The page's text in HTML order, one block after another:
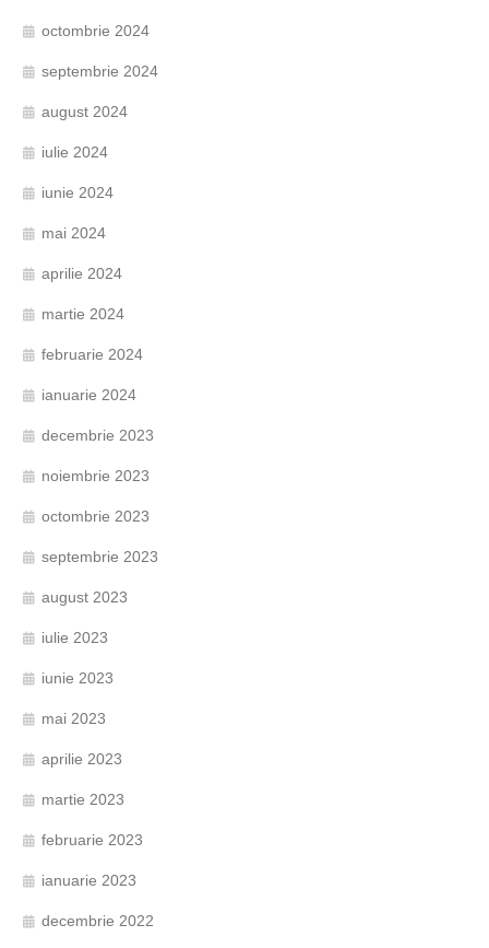
octombrie 2024
septembrie 2024
august 2024
iulie 2024
iunie 2024
mai 2024
aprilie 2024
martie 2024
februarie 2024
ianuarie 2024
decembrie 2023
noiembrie 2023
octombrie 2023
septembrie 2023
august 2023
iulie 2023
iunie 2023
mai 2023
aprilie 2023
martie 2023
februarie 2023
ianuarie 2023
decembrie 2022